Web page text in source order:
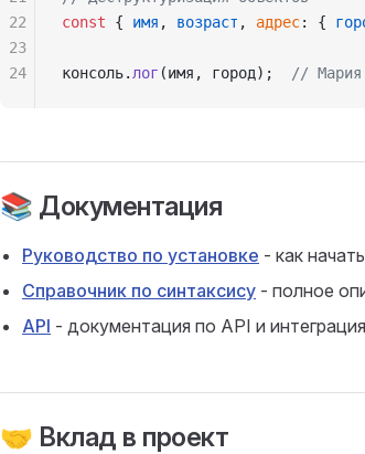
const { имя , возраст , адрес: {
консоль. лог (имя, город); // Мария
22
23
24
📚 Документация
Руководство по установке - как
Справочник по синтаксису - полное
API - документация по API и
🤝 Вклад в проект